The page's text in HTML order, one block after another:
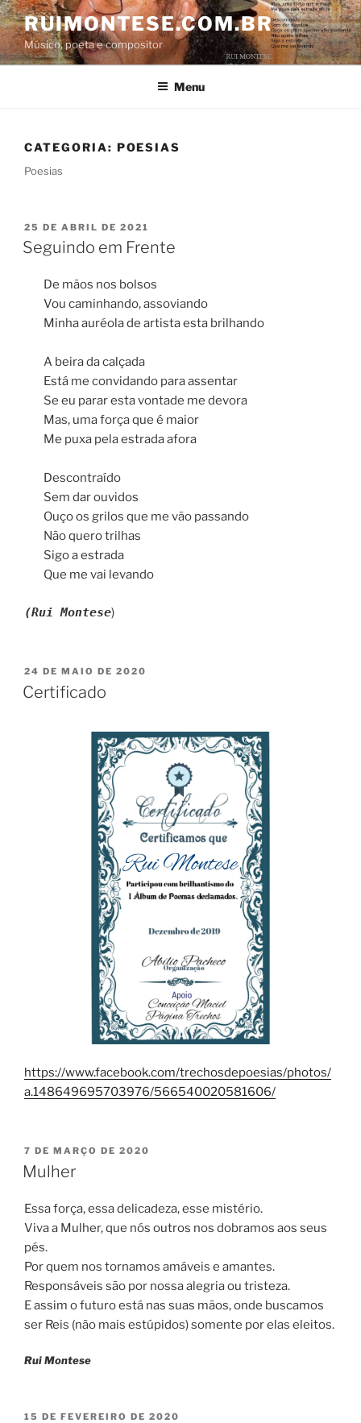
Pular
para
o
conteúdo
RUIMONTESE.COM.BR
Músico, poeta e compositor
Menu
CATEGORIA: POESIAS
Poesias
PUBLICADO
EM
25 DE ABRIL DE 2021
Seguindo em Frente
De mãos nos bolsos
Vou caminhando, assoviando
Minha auréola de artista esta brilhando
A beira da calçada
Está me convidando para assentar
Se eu parar esta vontade me devora
Mas, uma força que é maior
Me puxa pela estrada afora
Descontraído
Sem dar ouvidos
Ouço os grilos que me vão passando
Não quero trilhas
Sigo a estrada
Que me vai levando
(Rui Montese)
PUBLICADO
EM
24 DE MAIO DE 2020
Certificado
https://www.facebook.com/trechosdepoesias/photos/
a.148649695703976/566540020581606/
PUBLICADO
EM
7 DE MARÇO DE 2020
Mulher
Essa força, essa delicadeza, esse mistério.
Viva a Mulher, que nós outros nos dobramos aos seus
pés.
Por quem nos tornamos amáveis e amantes.
Responsáveis são por nossa alegria ou tristeza.
E assim o futuro está nas suas mãos, onde buscamos
ser Reis (não mais estúpidos) somente por elas eleitos.
Rui Montese
PUBLICADO
15 DE FEVEREIRO DE 2020